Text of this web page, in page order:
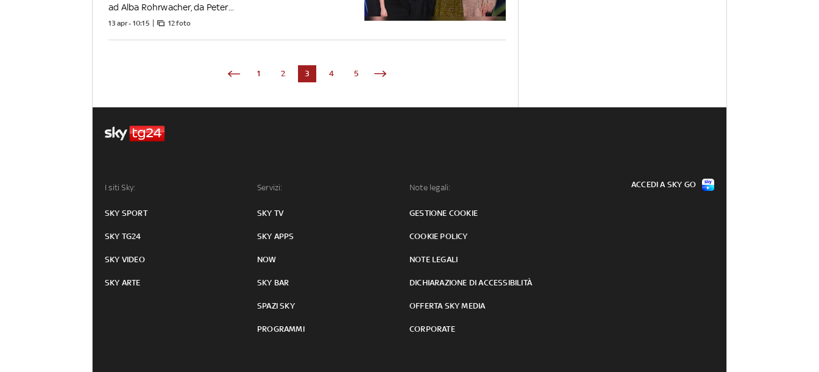
ad Alba Rohrwacher, da Peter...
13 apr - 10:15 12 foto
1 2 3 4 5
I siti Sky:
SKY SPORT
SKY TG24
SKY VIDEO
SKY ARTE
Servizi:
SKY TV
SKY APPS
NOW
SKY BAR
SPAZI SKY
PROGRAMMI
Note legali:
GESTIONE COOKIE
COOKIE POLICY
NOTE LEGALI
DICHIARAZIONE DI ACCESSIBILITÀ
OFFERTA SKY MEDIA
CORPORATE
ACCEDI A SKY GO